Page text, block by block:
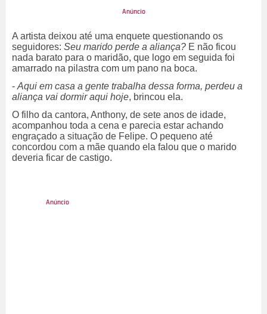
A artista deixou até uma enquete questionando os
seguidores: Seu marido perde a aliança? E não ficou
nada barato para o maridão, que logo em seguida foi
amarrado na pilastra com um pano na boca.
- Aqui em casa a gente trabalha dessa forma, perdeu a
aliança vai dormir aqui hoje, brincou ela.
O filho da cantora, Anthony, de sete anos de idade,
acompanhou toda a cena e parecia estar achando
engraçado a situação de Felipe. O pequeno até
concordou com a mãe quando ela falou que o marido
deveria ficar de castigo.